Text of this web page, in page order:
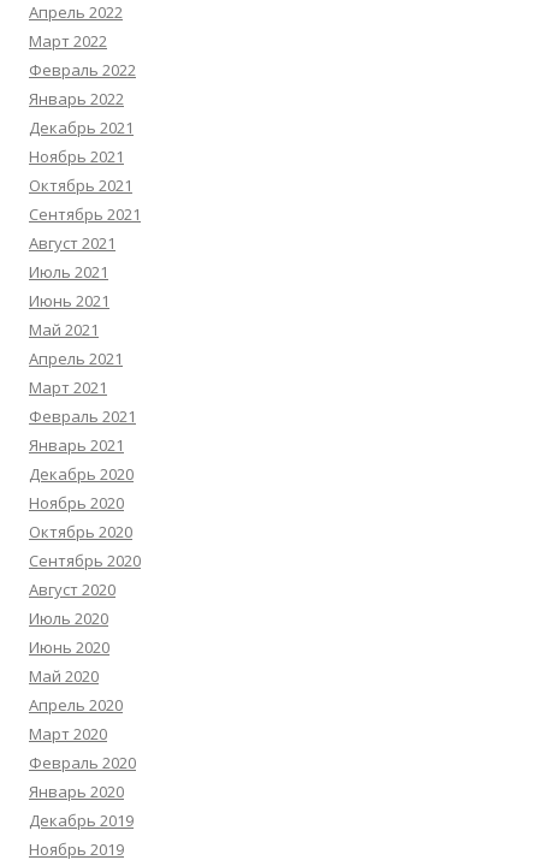
Апрель 2022
Март 2022
Февраль 2022
Январь 2022
Декабрь 2021
Ноябрь 2021
Октябрь 2021
Сентябрь 2021
Август 2021
Июль 2021
Июнь 2021
Май 2021
Апрель 2021
Март 2021
Февраль 2021
Январь 2021
Декабрь 2020
Ноябрь 2020
Октябрь 2020
Сентябрь 2020
Август 2020
Июль 2020
Июнь 2020
Май 2020
Апрель 2020
Март 2020
Февраль 2020
Январь 2020
Декабрь 2019
Ноябрь 2019